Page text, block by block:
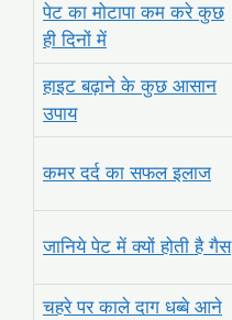
पेट का मोटापा कम करे कुछ
ही दिनों में
हाइट बढ़ाने के कुछ आसान
उपाय
कमर दर्द का सफल इलाज
जानिये पेट में क्यों होती है गैस
चहरे पर काले दाग धब्बे आने